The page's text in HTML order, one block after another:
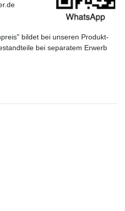
bildet bei unseren Produkt-
bei separatem Erwerb